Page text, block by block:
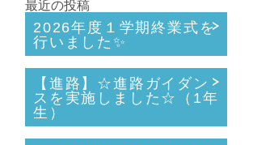
最近の投稿
2026年度１学期終業式を
行いました✨
【進路】☆進路ガイダン
スを実施しました☆（1年
生）